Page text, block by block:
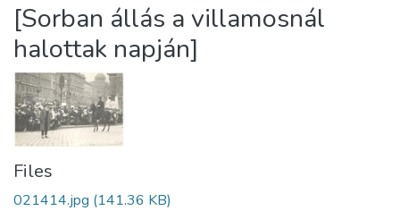
Statistics
About us
[Sorban állás a villamosnál
halottak napján]
Files
021414.jpg (141.36 KB)